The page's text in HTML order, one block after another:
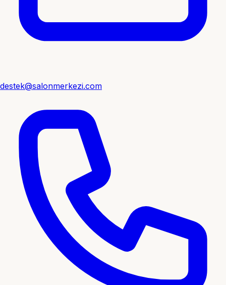
destek@salonmerkezi.com